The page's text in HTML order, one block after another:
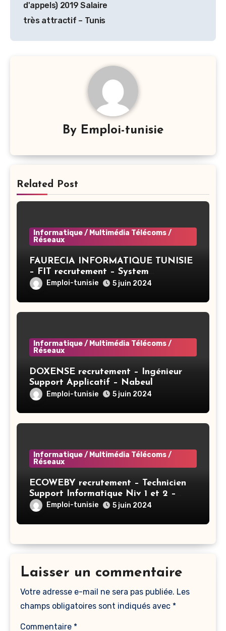
l’article
d'appels) 2019 Salaire
très attractif – Tunis
By Emploi-tunisie
Related Post
Informatique / Multimédia Télécoms /
Réseaux
FAURECIA INFORMATIQUE TUNISIE
– FIT recrutement – System
Administrator BAC+3 (CIVP) – Tunis
Emploi-tunisie 5 juin 2024
Informatique / Multimédia Télécoms /
Réseaux
DOXENSE recrutement – Ingénieur
Support Applicatif – Nabeul
Emploi-tunisie 5 juin 2024
Informatique / Multimédia Télécoms /
Réseaux
ECOWEBY recrutement – Technicien
Support Informatique Niv 1 et 2 –
TunisEmploi-tunisie 5 juin 2024
Laisser un commentaire
Votre adresse e-mail ne sera pas publiée. Les
champs obligatoires sont indiqués avec *
Commentaire *